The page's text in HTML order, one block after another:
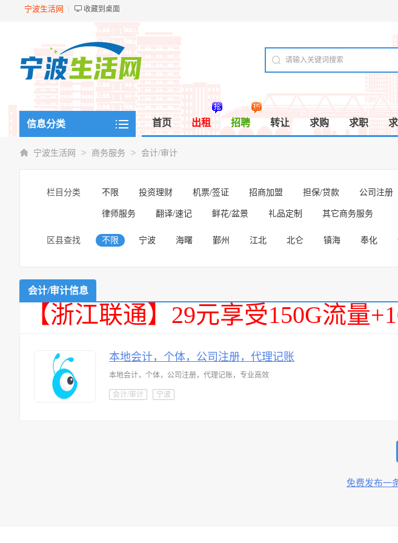
宁波生活网 收藏到桌面
信息分类 首页 出租 招聘 转让 求购 求职
宁波生活网 > 商务服务 > 会计/审计
栏目分类 不限 投资理财 机票/签证 招商加盟 担保/贷款 公司注册
律师服务 翻译/速记 鲜花/盆景 礼品定制 其它商务服务
区县查找 不限 宁波 海曙 鄞州 江北 北仑 镇海 奉化
会计/审计信息
【浙江联通】29元享受150G流量
本地会计，个体，公司注册，代理记账
本地会计，个体，公司注册，代理记账，专业高效
会计/审计 宁波
免费发布一